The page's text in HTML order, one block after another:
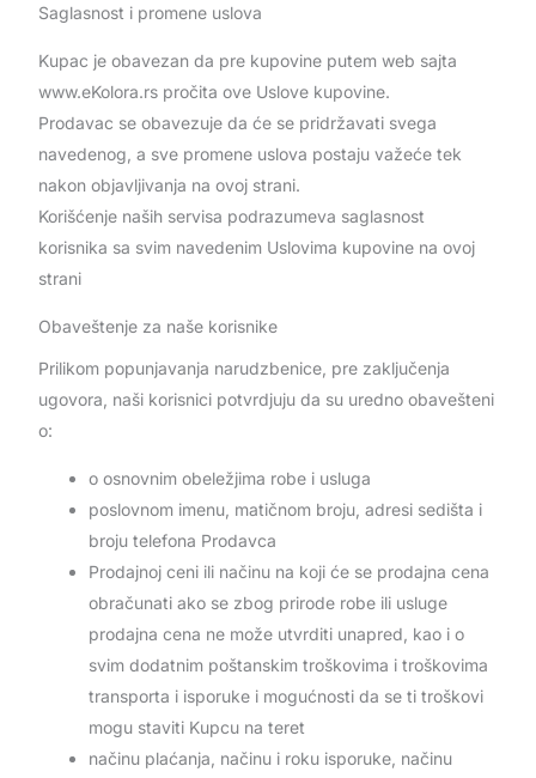
Saglasnost i promene uslova
Kupac je obavezan da pre kupovine putem web sajta
www.eKolora.rs pročita ove Uslove kupovine.
Prodavac se obavezuje da će se pridržavati svega
navedenog, a sve promene uslova postaju važeće tek
nakon objavljivanja na ovoj strani.
Korišćenje naših servisa podrazumeva saglasnost
korisnika sa svim navedenim Uslovima kupovine na ovoj
strani
Obaveštenje za naše korisnike
Prilikom popunjavanja narudzbenice, pre zaključenja
ugovora, naši korisnici potvrdjuju da su uredno obavešteni
o:
o osnovnim obeležjima robe i usluga
poslovnom imenu, matičnom broju, adresi sedišta i
broju telefona Prodavca
Prodajnoj ceni ili načinu na koji će se prodajna cena
obračunati ako se zbog prirode robe ili usluge
prodajna cena ne može utvrditi unapred, kao i o
svim dodatnim poštanskim troškovima i troškovima
transporta i isporuke i mogućnosti da se ti troškovi
mogu staviti Kupcu na teret
načinu plaćanja, načinu i roku isporuke, načinu